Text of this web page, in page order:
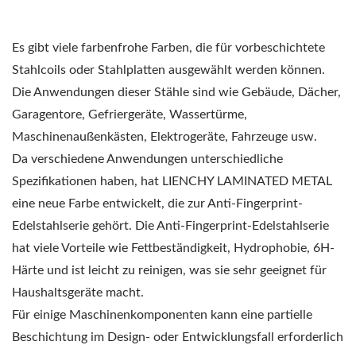
Es gibt viele farbenfrohe Farben, die für vorbeschichtete
Stahlcoils oder Stahlplatten ausgewählt werden können.
Die Anwendungen dieser Stähle sind wie Gebäude, Dächer,
Garagentore, Gefriergeräte, Wassertürme,
Maschinenaußenkästen, Elektrogeräte, Fahrzeuge usw.
Da verschiedene Anwendungen unterschiedliche
Spezifikationen haben, hat LIENCHY LAMINATED METAL
eine neue Farbe entwickelt, die zur Anti-Fingerprint-
Edelstahlserie gehört. Die Anti-Fingerprint-Edelstahlserie
hat viele Vorteile wie Fettbeständigkeit, Hydrophobie, 6H-
Härte und ist leicht zu reinigen, was sie sehr geeignet für
Haushaltsgeräte macht.
Für einige Maschinenkomponenten kann eine partielle
Beschichtung im Design- oder Entwicklungsfall erforderlich